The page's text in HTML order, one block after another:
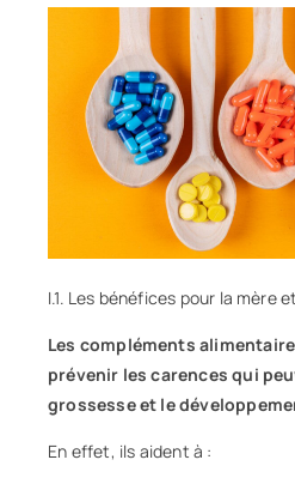
I.1. Les bénéfices pour la mère
Les compléments
prévenir les carences qui
grossesse et le
En effet, ils aident à :